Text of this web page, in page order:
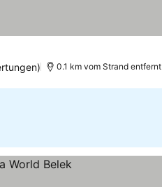
0.1 km vom Strand entfernt